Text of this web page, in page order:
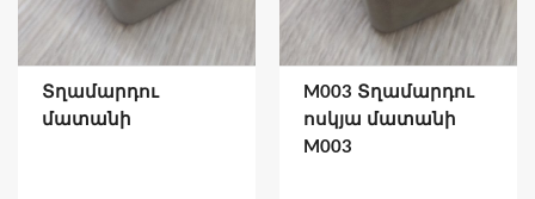
Տղամարդու
մատանի
M003 Տղամարդու
ոսկյա մատանի
M003